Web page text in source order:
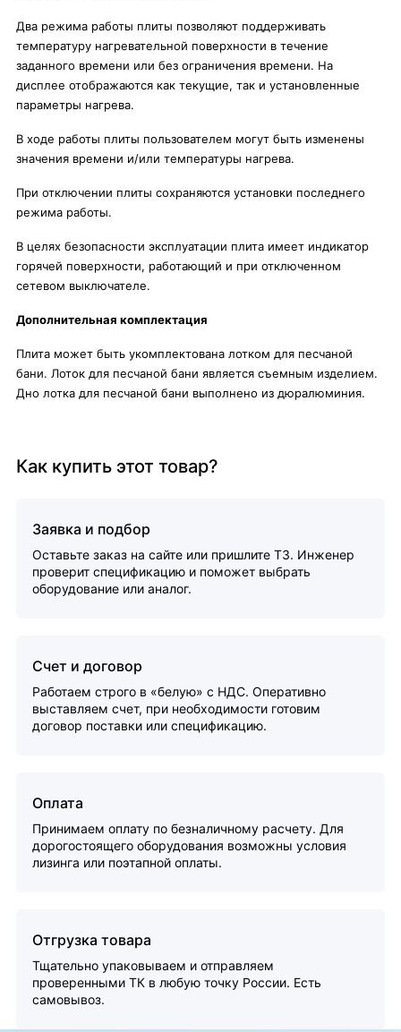
Два режима работы плиты позволяют поддерживать
температуру нагревательной поверхности в течение
заданного времени или без ограничения времени. На
дисплее отображаются как текущие, так и установленные
параметры нагрева.
В ходе работы плиты пользователем могут быть изменены
значения времени и/или температуры нагрева.
При отключении плиты сохраняются установки последнего
режима работы.
В целях безопасности эксплуатации плита имеет индикатор
горячей поверхности, работающий и при отключенном
сетевом выключателе.
Дополнительная комплектация
Плита может быть укомплектована лотком для песчаной
бани. Лоток для песчаной бани является съемным изделием.
Дно лотка для песчаной бани выполнено из дюралюминия.
Как купить этот товар?
Заявка и подбор
Оставьте заказ на сайте или пришлите ТЗ. Инженер
проверит спецификацию и поможет выбрать
оборудование или аналог.
Счет и договор
Работаем строго в «белую» с НДС. Оперативно
выставляем счет, при необходимости готовим
договор поставки или спецификацию.
Оплата
Принимаем оплату по безналичному расчету. Для
дорогостоящего оборудования возможны условия
лизинга или поэтапной оплаты.
Отгрузка товара
Тщательно упаковываем и отправляем
проверенными ТК в любую точку России. Есть
самовывоз.